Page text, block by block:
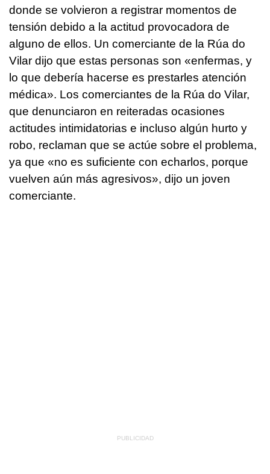
donde se volvieron a registrar momentos de
tensión debido a la actitud provocadora de
alguno de ellos. Un comerciante de la Rúa do
Vilar dijo que estas personas son «enfermas, y
lo que debería hacerse es prestarles atención
médica». Los comerciantes de la Rúa do Vilar,
que denunciaron en reiteradas ocasiones
actitudes intimidatorias e incluso algún hurto y
robo, reclaman que se actúe sobre el problema,
ya que «no es suficiente con echarlos, porque
vuelven aún más agresivos», dijo un joven
comerciante.